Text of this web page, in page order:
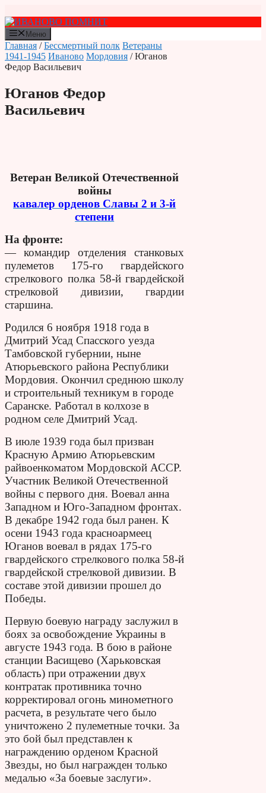
к
содержимому
Меню
Главная /Бессмертный полк Ветераны
1941-1945 Иваново Мордовия / Юганов
Федор Васильевич
Юганов Федор
Васильевич
Ветеран Великой Отечественной
войны
кавалер орденов Славы 2 и 3-й
степени
На фронте:
— командир отделения станковых
пулеметов 175-го гвардейского
стрелкового полка 58-й гвардейской
стрелковой дивизии, гвардии
старшина.
Родился 6 ноября 1918 года в
Дмитрий Усад Спасского уезда
Тамбовской губернии, ныне
Атюрьевского района Республики
Мордовия. Окончил среднюю школу
и строительный техникум в городе
Саранске. Работал в колхозе в
родном селе Дмитрий Усад.
В июле 1939 года был призван
Красную Армию Атюрьевским
райвоенкоматом Мордовской АССР.
Участник Великой Отечественной
войны с первого дня. Воевал анна
Западном и Юго-Западном фронтах.
В декабре 1942 года был ранен. К
осени 1943 года красноармеец
Юганов воевал в рядах 175-го
гвардейского стрелкового полка 58-й
гвардейской стрелковой дивизии. В
составе этой дивизии прошел до
Победы.
Первую боевую награду заслужил в
боях за освобождение Украины в
августе 1943 года. В бою в районе
станции Васищево (Харьковская
область) при отражении двух
контратак противника точно
корректировал огонь минометного
расчета, в результате чего было
уничтожено 2 пулеметные точки. За
это бой был представлен к
награждению орденом Красной
Звезды, но был награжден только
медалью «За боевые заслуги».